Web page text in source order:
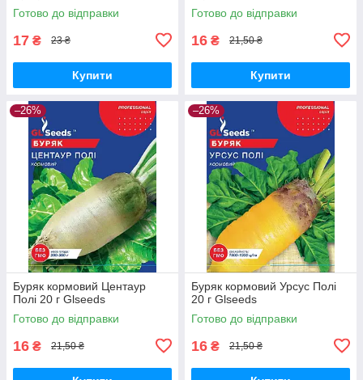
Готово до відправки
17 ₴ 23 ₴
Купити
Готово до відправки
16 ₴ 21,50 ₴
Купити
–26%
Буряк кормовий Центаур
Полі 20 г Glseeds
Готово до відправки
16 ₴ 21,50 ₴
–26%
Буряк кормовий Урсус Полі
20 г Glseeds
Готово до відправки
16 ₴ 21,50 ₴